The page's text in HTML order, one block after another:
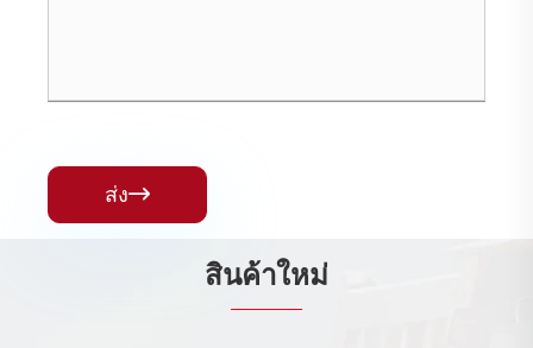
ส่ง
สินค้าใหม่